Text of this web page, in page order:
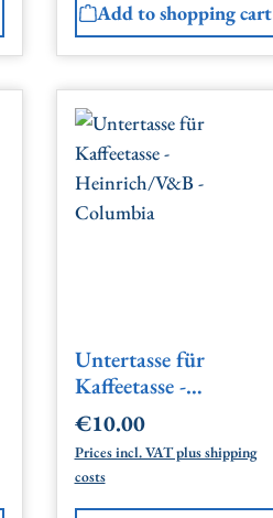
Add to shopping cart
Untertasse für
Kaffeetasse -
Heinrich/V&B -
Columbia
Regular price:
€10.00
Prices incl. VAT plus shipping
costs